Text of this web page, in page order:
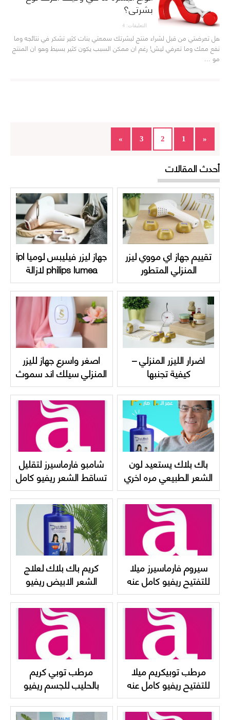
بشرتي؟
التعليقات: 4
هل تعرضتي من قبل لشراء منتج لبشرتك سمعتي بنات كثير تشكر في نتائجه وما
نفع معك وما تعرفي ليش! رغم ان ممكن السبب يكون كثير بسيط وهو ان المنتج
مو ...
«
1
2
3
»
أحدث المقالات
تقييم جهاز اي مووي ليزر
المنزلي المتطور
جهاز ليزر فيليبس لوميا ipl
philips lumea لازالة
الشعر | دليل متكامل
اضرار الليزر المنزلي –
كيفية تجنبها
اصغر واسرع جهاز لليزر
المنزلي سيلك اند سموث
اختيارك الدائم
باك بلاك يستعيد لون
الشعر الطبيعي مره اخري
بدون صبغات
شامبو فارماسيرز لتقليل
تساقط الشعر ريفيو كامل
عنه واسعاره
Pharmaceris hair and
scalp shampoo
سيروم فارماسيرز ميلا
للتفتيح ريفيو كامل عنه
واسعاره Pharmaceris
Mela Whitening
SERUM
كريم باك بلاك لعلاج
الشعر الابيض ريفيو
كامل عنه New back
black cream
مرطب توبيكريم ميلا
للتفتيح ريفيو كامل عنه
Topicrem MELA
lightening ultra milk
مرطب توبي كريم
بالحليب للجسم ريفيو
كامل عنه واسعاره
Topicrem body milk